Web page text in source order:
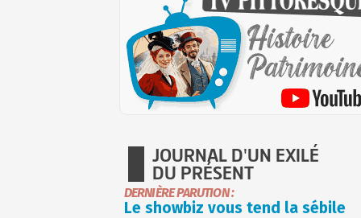
JOURNAL D'UN EXILÉ
DU PRÉSENT
DERNIÈRE PARUTION :
Le showbiz vous tend la sébile